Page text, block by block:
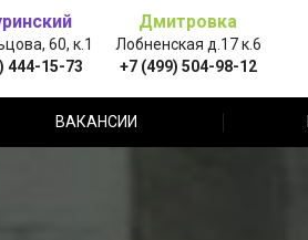
60, к.1
444-15-73
Дмитровка
Лобненская д.17 к.6
+7 (499) 504-98-12
ВАКАНСИИ